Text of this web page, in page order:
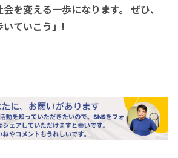
を変える一歩になります。 ぜひ、
ていこう」!